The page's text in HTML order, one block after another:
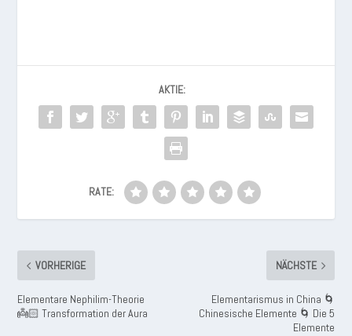
AKTIE:
RATE:
VORHERIGE
Elementare Nephilim-Theorie
👼🏻 Transformation der Aura
NÄCHSTE
Elementarismus in China 🌀
Chinesische Elemente 🌀 Die 5
Elemente